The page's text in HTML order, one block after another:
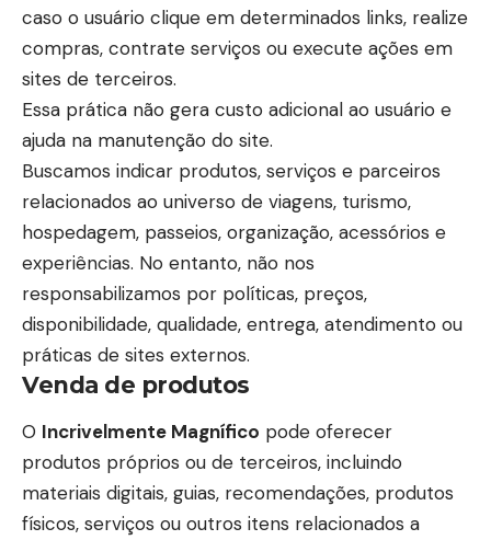
caso o usuário clique em determinados links, realize
compras, contrate serviços ou execute ações em
sites de terceiros.
Essa prática não gera custo adicional ao usuário e
ajuda na manutenção do site.
Buscamos indicar produtos, serviços e parceiros
relacionados ao universo de viagens, turismo,
hospedagem, passeios, organização, acessórios e
experiências. No entanto, não nos
responsabilizamos por políticas, preços,
disponibilidade, qualidade, entrega, atendimento ou
práticas de sites externos.
Venda de produtos
O Incrivelmente Magnífico pode oferecer
produtos próprios ou de terceiros, incluindo
materiais digitais, guias, recomendações, produtos
físicos, serviços ou outros itens relacionados a